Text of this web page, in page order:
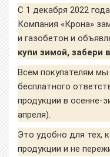
С 1 декабря 2022
Компания «Крона»
и газобетон и
купи зимой, забери
Всем покупателям мы
бесплатного
продукции в осенне-
апреля).
Это удобно для тех,
продукции и не